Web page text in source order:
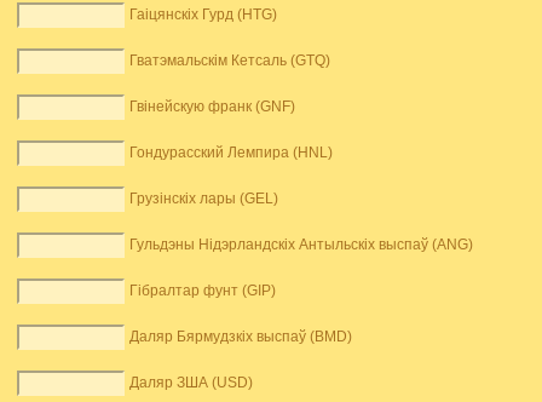
Гаіцянскіх Гурд (HTG)
Гватэмальскім Кетсаль (GTQ)
Гвінейскую франк (GNF)
Гондурасский Лемпира (HNL)
Грузінскіх лары (GEL)
Гульдэны Нідэрландскіх Антыльскіх выспаў (ANG)
Гібралтар фунт (GIP)
Даляр Бярмудзкіх выспаў (BMD)
Даляр ЗША (USD)